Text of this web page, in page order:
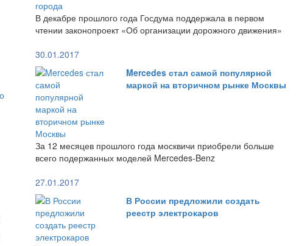
В декабре прошлого года Госдума поддержала в первом
чтении законопроект «Об организации дорожного движения»
30.01.2017
Mercedes стал самой популярной
маркой на вторичном рынке Москвы
За 12 месяцев прошлого года москвичи приобрели больше
всего подержанных моделей Mercedes-Benz
27.01.2017
В России предложили создать
реестр электрокаров